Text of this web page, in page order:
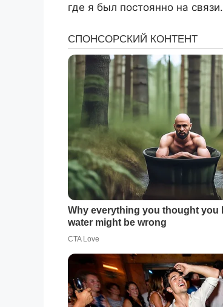
где я был постоянно на связи.